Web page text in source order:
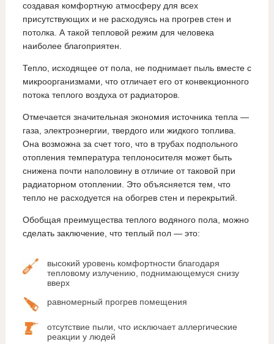
создавая комфортную атмосферу для всех
присутствующих и не расходуясь на прогрев стен и
потолка. А такой тепловой режим для человека
наиболее благоприятен.
Тепло, исходящее от пола, не поднимает пыль вместе с
микроорганизмами, что отличает его от конвекционного
потока теплого воздуха от радиаторов.
Отмечается значительная экономия источника тепла —
газа, электроэнергии, твердого или жидкого топлива.
Она возможна за счет того, что в трубах подпольного
отопления температура теплоносителя может быть
снижена почти наполовину в отличие от таковой при
радиаторном отоплении. Это объясняется тем, что
тепло не расходуется на обогрев стен и перекрытий.
Обобщая преимущества теплого водяного пола, можно
сделать заключение, что теплый пол — это:
высокий уровень комфортности благодаря
тепловому излучению, поднимающемуся снизу
вверх
равномерный прогрев помещения
отсутствие пыли, что исключает аллергические
реакции у людей